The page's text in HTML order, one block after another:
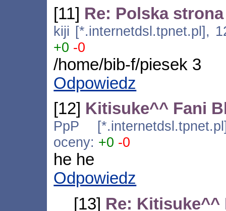
[11] Re: Polska
kiji [*.internetdsl.tpnet.pl],
+0 -0
/home/bib-f/piesek 3
Odpowiedz
[12] Kitisuke^^ Fani
PpP
oceny: +0 -0
he he
Odpowiedz
[13] Re: Kitisuke^^